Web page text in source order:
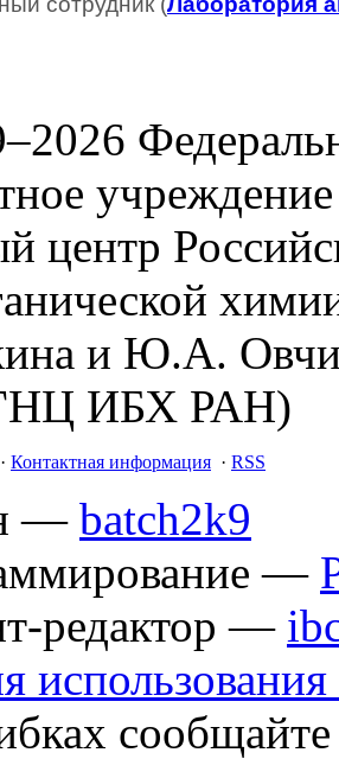
центр
и Ю.А.
ИБХ РАН)
· Контактная информация · RSS
— batch2k9
—
редактор —
использования